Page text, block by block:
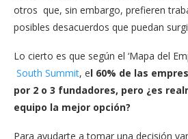
otros que, sin embargo, prefieren
posibles desacuerdos que puedan
Lo cierto es que según el ‘Mapa del
South Summit, el 60% de las
por 2 o 3 fundadores, pero ¿es
equipo la mejor opción?
Para ayudarte a tomar una decisión